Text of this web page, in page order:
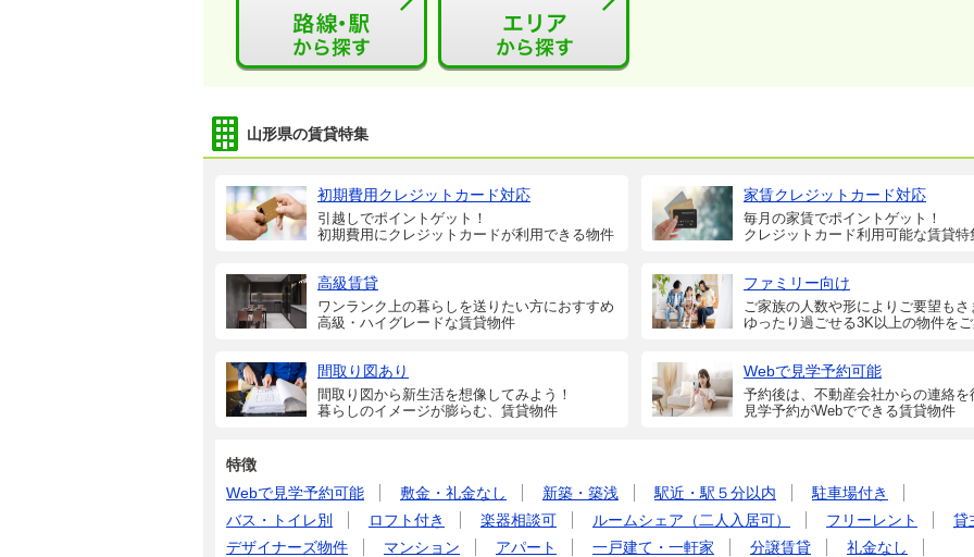
山形県の賃貸特集
初期費用クレジットカード対応
引越しでポイントゲット！
初期費用にクレジットカードが利用できる物件
家賃クレジットカード対応
毎月の家賃でポイントゲット！
クレジットカード利用可能な賃貸特
高級賃貸
ワンランク上の暮らしを送りたい方におすすめ
高級・ハイグレードな賃貸物件
ファミリー向け
ご家族の人数や形によりご要望もさ
ゆったり過ごせる3K以上の物件をご
間取り図あり
間取り図から新生活を想像してみよう！
暮らしのイメージが膨らむ、賃貸物件
Webで見学予約可能
予約後は、不動産会社からの連絡を
見学予約がWebでできる賃貸物件
特徴
Webで見学予約可能
敷金・礼金なし 新築・築浅 駅近・駅５分以内
駐車場付き
バス・トイレ別
ロフト付き 楽器相談可 ルームシェア（二人入居可） フリーレント
貸
デザイナーズ物件
マンション アパート 一戸建て・一軒家 分譲賃貸
礼金なし